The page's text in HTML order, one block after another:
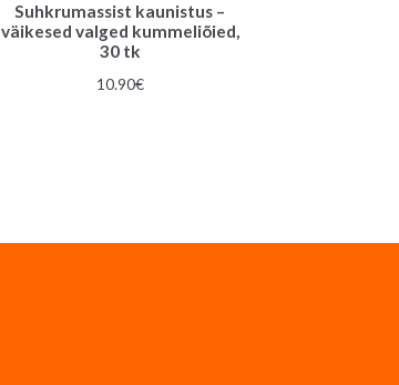
Suhkrumassist kaunistus –
väikesed valged kummeliõied,
30 tk
10.90€